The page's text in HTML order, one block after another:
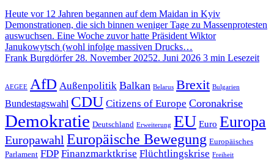
Heute vor 12 Jahren begannen auf dem Maidan in Kyiv
Demonstrationen, die sich binnen weniger Tage zu Massenprotesten
auswuchsen. Eine Woche zuvor hatte Präsident Wiktor
Janukowytsch (wohl infolge massiven Drucks…
Frank Burgdörfer 28. November 20252. Juni 2026 3 min Lesezeit
AEGEE AfD Außenpolitik Balkan Belarus Brexit Bulgarien
Bundestagswahl CDU Citizens of Europe Coronakrise
Demokratie Deutschland Erweiterung EU Euro Europa
Europawahl Europäische Bewegung Europäisches
Parlament FDP Finanzmarktkrise Flüchtlingskrise Freiheit